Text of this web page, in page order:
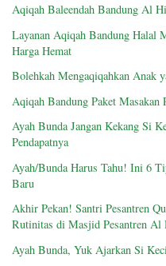
Aqiqah Baleendah Bandung Al
Layanan Aqiqah Bandung Halal
Harga Hemat
Bolehkah Mengaqiqahkan Anak
Aqiqah Bandung Paket Masakan
Ayah Bunda Jangan Kekang Si
Pendapatnya
Ayah/Bunda Harus Tahu! Ini 6
Baru
Akhir Pekan! Santri Pesantren
Rutinitas di Masjid Pesantren
Ayah Bunda, Yuk Ajarkan Si